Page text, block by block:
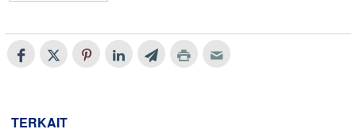
TERKAIT